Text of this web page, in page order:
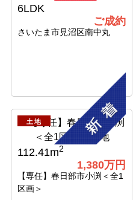
6LDK
ご成約
さいたま市見沼区南中丸
土地
112.41m2
1,380万円
【専任】春日部市小渕＜全1
区画＞